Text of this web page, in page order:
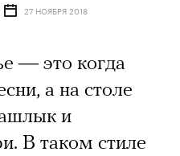
27 НОЯБРЯ 2018
— это когда
а на столе
и
В таком стиле